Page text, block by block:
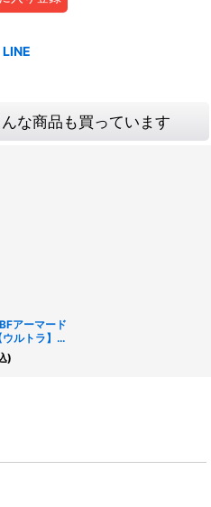
な商品も買っています
アーマード
ルトラ】
《シン
)